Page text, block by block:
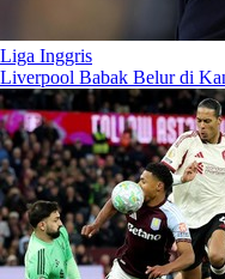
Liga Inggris
Liverpool Babak Belur di